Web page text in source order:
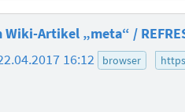
Wiki-Artikel „meta“ /
16:12 browser
https